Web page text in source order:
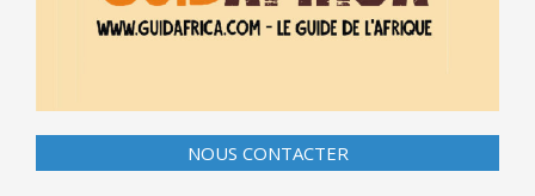
NOUS CONTACTER